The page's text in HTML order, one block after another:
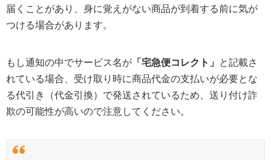
届くことがあり、身に覚えがない商品が到着する前に気が
つける場合があります。
もし通知の中でサービス名が 「宅急便コレクト」 と記載さ
れている場合、受け取り時に商品代金の支払いが必要とな
る代引き（代金引換）で発送されているため、送り付け詐
欺の可能性が高いので注意してください。